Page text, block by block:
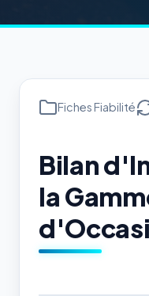
Fiches Fiabilité
Bilan
la